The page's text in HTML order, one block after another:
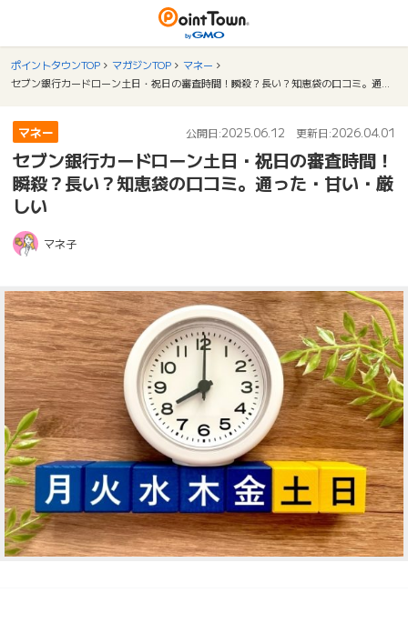
ポイントタウンTOP マガジンTOP
マネー
マネー 公開日:2025.06.12 更新日:2026.04.01
セブン銀行カードローン土日・祝日の審査時間！
瞬殺？長い？知恵袋の口コミ。通った・甘い・厳
しい
マネ子